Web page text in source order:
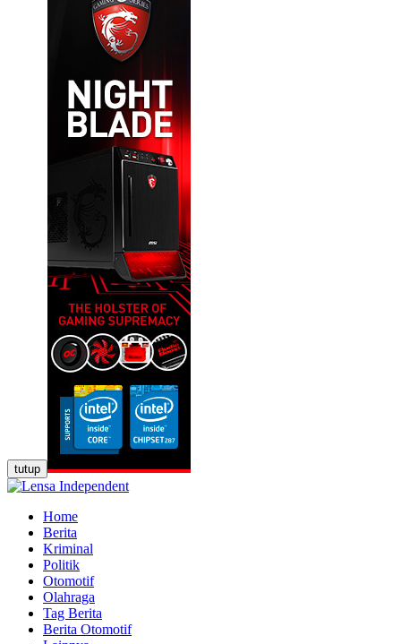
tutup
Home
Berita
Kriminal
Politik
Otomotif
Olahraga
Tag Berita
Berita Otomotif